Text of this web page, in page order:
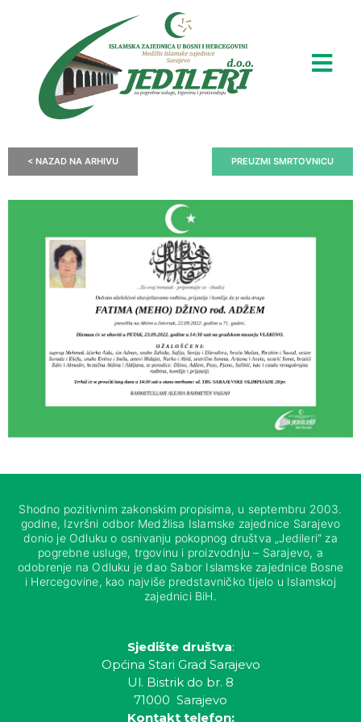
< NAZAD NA ARHIVU PREUZMI SMRTOVNICU
Shodno pozitivnim zakonskim propisima, u septembru 2003.
godine, Izvršni odbor Medžlisa Islamske zajednice Sarajevo
donio je Odluku o osnivanju pokopnog društva „Jedileri“ za
pogrebne usluge, trgovinu i proizvodnju – Sarajevo, a
odobrenje na Odluku je dao Sabor Islamske zajednice Bosne
i Hercegovine, kao najviše predstavničko tijelo u Islamskoj
zajednici BiH.
Sjedište društva:
Općina Stari Grad Sarajevo
Ul. Bistrik do br. 8
71000 Sarajevo
Kontakt telefon: